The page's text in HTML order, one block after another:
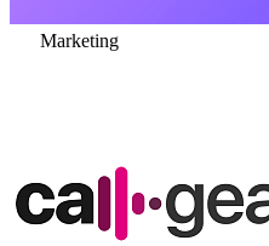
Marketing